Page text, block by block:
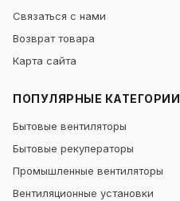
Связаться с нами
Возврат товара
Карта сайта
ПОПУЛЯРНЫЕ КАТЕГОРИИ
Бытовые вентиляторы
Бытовые рекуператоры
Промышленные вентиляторы
Вентиляционные установки